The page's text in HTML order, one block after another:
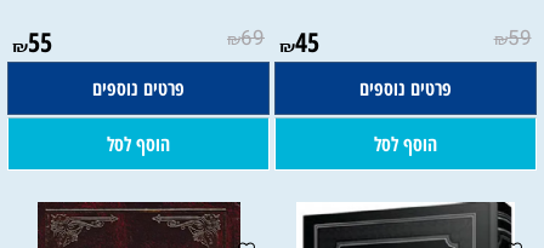
₪59
₪45
פרטים נוספים
הוסף לסל
₪69
₪55
פרטים נוספים
הוסף לסל